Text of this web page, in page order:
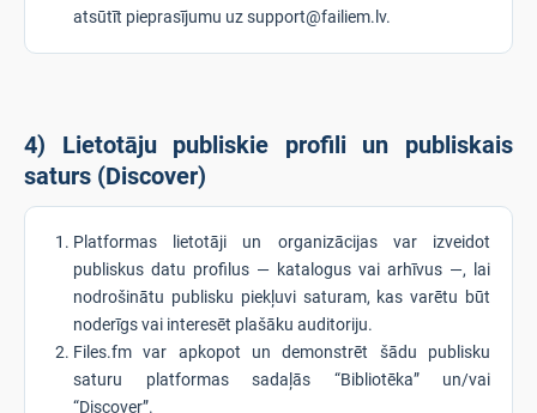
atsūtīt pieprasījumu uz support@failiem.lv.
4) Lietotāju publiskie profili un publiskais
saturs (Discover)
Platformas lietotāji un organizācijas var izveidot
publiskus datu profilus — katalogus vai arhīvus —, lai
nodrošinātu publisku piekļuvi saturam, kas varētu būt
noderīgs vai interesēt plašāku auditoriju.
Files.fm var apkopot un demonstrēt šādu publisku
saturu platformas sadaļās “Bibliotēka” un/vai
“Discover”.